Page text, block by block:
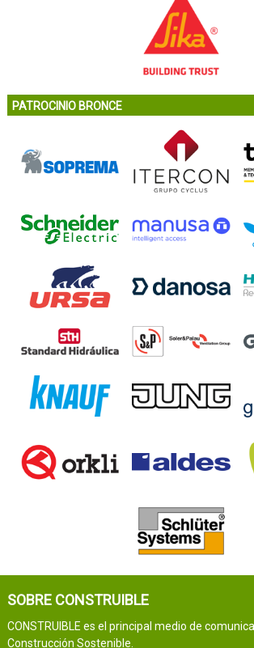
PATROCINIO BRONCE
SOBRE CONSTRUIBLE
CONSTRUIBLE es el principal medio de
Construcción Sostenible.